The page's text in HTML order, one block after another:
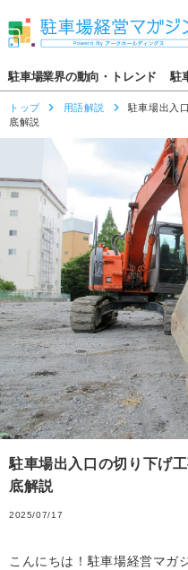
駐車場業界の動向・トレンド 駐
トップ 用語解説
駐車場出入
底解説
駐車場出入口の切り下げ
底解説
2025/07/17
こんにちは！駐車場経営マガ